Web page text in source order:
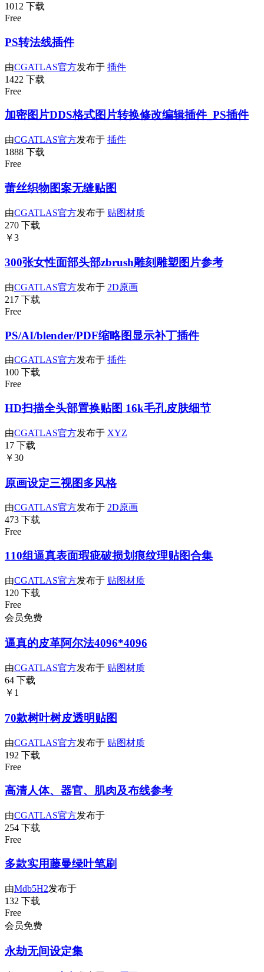
1012 下载
Free
PS转法线插件
由CGATLAS官方发布于 插件
1422 下载
Free
加密图片DDS格式图片转换修改编辑插件_PS插件
由CGATLAS官方发布于 插件
1888 下载
Free
蕾丝织物图案无缝贴图
由CGATLAS官方发布于 贴图材质
270 下载
￥3
300张女性面部头部zbrush雕刻雕塑图片参考
由CGATLAS官方发布于 2D原画
217 下载
Free
PS/AI/blender/PDF缩略图显示补丁插件
由CGATLAS官方发布于 插件
100 下载
Free
HD扫描全头部置换贴图 16k毛孔皮肤细节
由CGATLAS官方发布于 XYZ
17 下载
￥30
原画设定三视图多风格
由CGATLAS官方发布于 2D原画
473 下载
Free
110组逼真表面瑕疵破损划痕纹理贴图合集
由CGATLAS官方发布于 贴图材质
120 下载
Free
会员免费
逼真的皮革阿尔法4096*4096
由CGATLAS官方发布于 贴图材质
64 下载
￥1
70款树叶树皮透明贴图
由CGATLAS官方发布于 贴图材质
192 下载
Free
高清人体、器官、肌肉及布线参考
由CGATLAS官方发布于
254 下载
Free
多款实用藤曼绿叶笔刷
由Mdb5H2发布于
132 下载
Free
会员免费
永劫无间设定集